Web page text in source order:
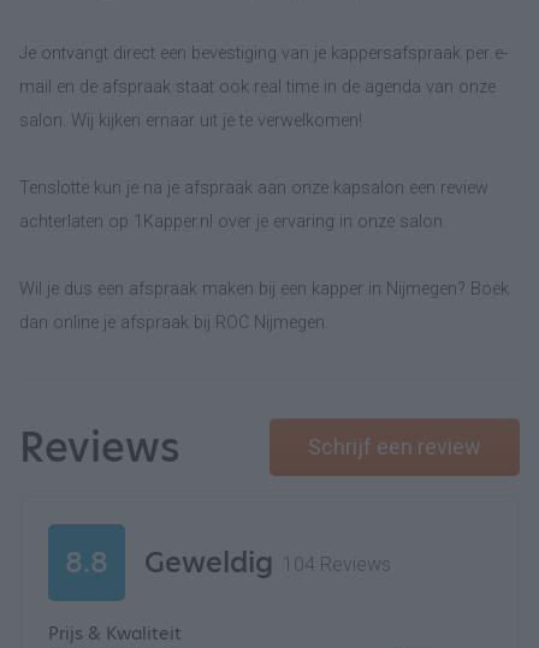
Je ontvangt direct een bevestiging van je kappersafspraak per e-
mail en de afspraak staat ook real time in de agenda van onze
salon. Wij kijken ernaar uit je te verwelkomen!
Tenslotte kun je na je afspraak aan onze kapsalon een review
achterlaten op 1Kapper.nl over je ervaring in onze salon.
Wil je dus een afspraak maken bij een kapper in Nijmegen? Boek
dan online je afspraak bij ROC Nijmegen.
Reviews Schrijf een review
8.8 Geweldig 104 Reviews
Prijs & Kwaliteit